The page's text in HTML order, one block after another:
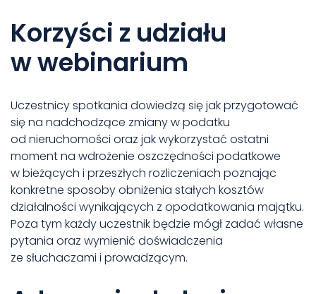
Korzyści z udziału
w webinarium
Uczestnicy spotkania dowiedzą się jak przygotować
się na nadchodzące zmiany w podatku
od nieruchomości oraz jak wykorzystać ostatni
moment na wdrożenie oszczędności podatkowe
w bieżących i przeszłych rozliczeniach poznając
konkretne sposoby obniżenia stałych kosztów
działalności wynikających z opodatkowania majątku.
Poza tym każdy uczestnik będzie mógł zadać własne
pytania oraz wymienić doświadczenia
ze słuchaczami i prowadzącym.